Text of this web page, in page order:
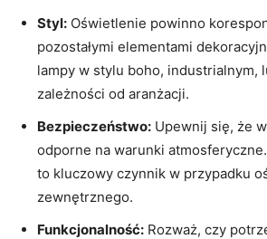
Styl: Oświetlenie powinno
pozostałymi elementami
lampy w stylu boho, industrialnym,
zależności od aranżacji.
Bezpieczeństwo: Upewnij się, że
odporne na warunki
to kluczowy czynnik w przypadku
zewnętrznego.
Funkcjonalność: Rozważ, czy